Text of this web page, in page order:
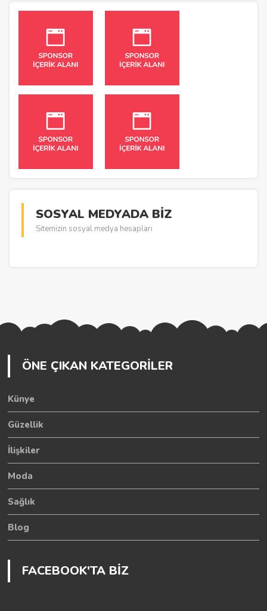
SOSYAL MEDYADA BİZ
Sitemizin sosyal medya hesapları
ÖNE ÇIKAN KATEGORİLER
Künye
Güzellik
İlişkiler
Moda
Sağlık
Blog
FACEBOOK'TA BİZ